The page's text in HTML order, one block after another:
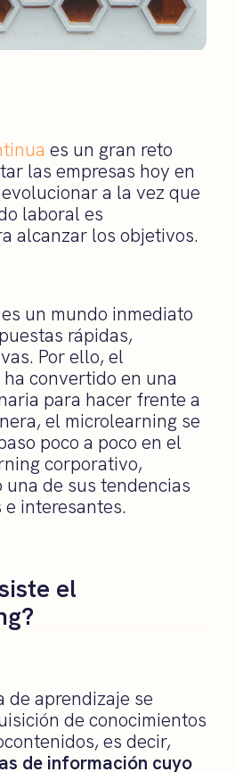
es un gran reto
las empresas hoy en
a la vez que
laboral es
alcanzar los objetivos.
un mundo inmediato
rápidas,
Por ello, el
convertido en una
para hacer frente a
el microlearning se
poco a poco en el
corporativo,
una de sus tendencias
interesantes.
el
de aprendizaje se
de conocimientos
es decir,
de información cuyo